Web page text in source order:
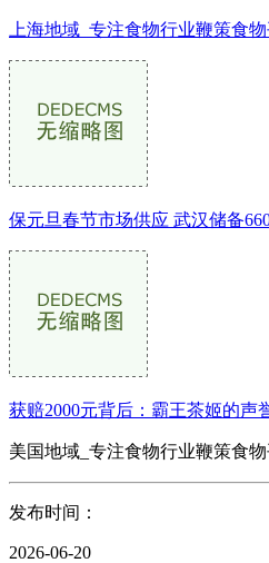
上海地域_专注食物行业鞭策食
保元旦春节市场供应 武汉储备
获赔2000元背后：霸王茶姬的声
美国地域_专注食物行业鞭策食
发布时间：
2026-06-20